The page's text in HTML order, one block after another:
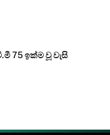
75 ඉක්ම වූ වැසි